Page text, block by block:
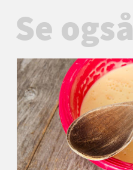
Se også